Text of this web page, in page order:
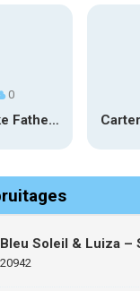
0
The Game – Like Father Like Daughter
Soleil & Luiza –